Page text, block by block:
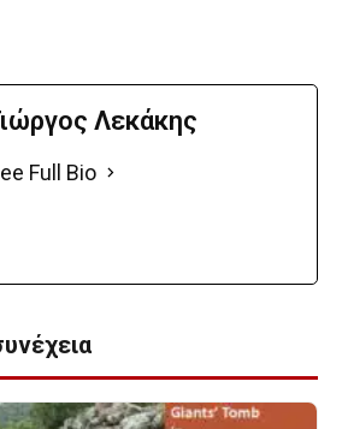
Λεκάκης
Full Bio